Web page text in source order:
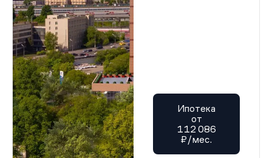
Ипотека
от
112 086
₽/мес.